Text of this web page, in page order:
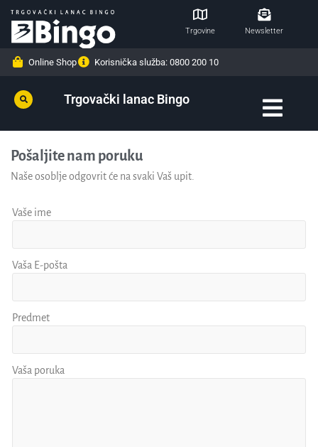
Trgovine Newsletter
Online Shop Korisnička služba: 0800 200 10
Trgovački lanac Bingo
Pošaljite nam poruku
Naše osoblje odgovrit će na svaki Vaš upit.
Vaše ime
Vaša E-pošta
Predmet
Vaša poruka